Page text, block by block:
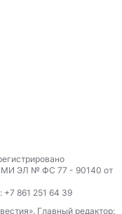
ЭЛ № ФС 77 - 90140 от
+7 861 251 64 39
Главный редактор: